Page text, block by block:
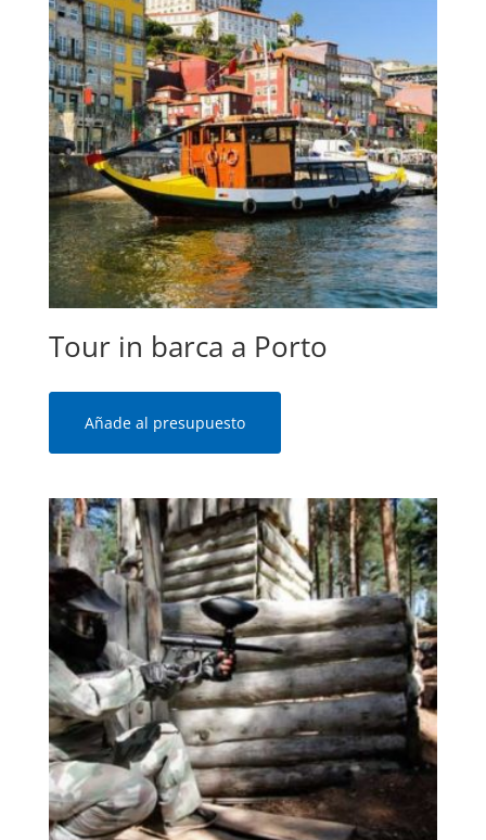
Tour in barca a Porto
Añade al presupuesto